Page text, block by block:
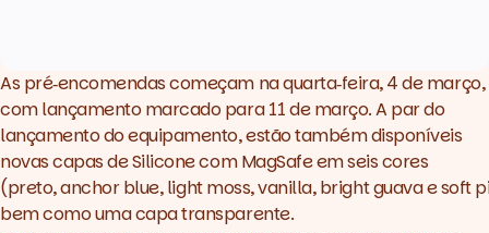
As pré‑encomendas começam na quarta‑feira, 4 de março,
com lançamento marcado para 11 de março. A par do
lançamento do equipamento, estão também disponíveis
novas capas de Silicone com MagSafe em seis cores
(preto,anchor blue,lightmoss,vanilla,brightguavaesoft
bem como uma capa transparente.